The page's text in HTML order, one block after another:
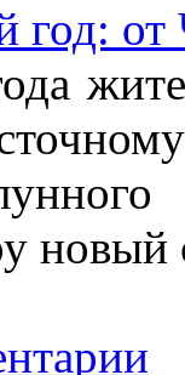
от
новый